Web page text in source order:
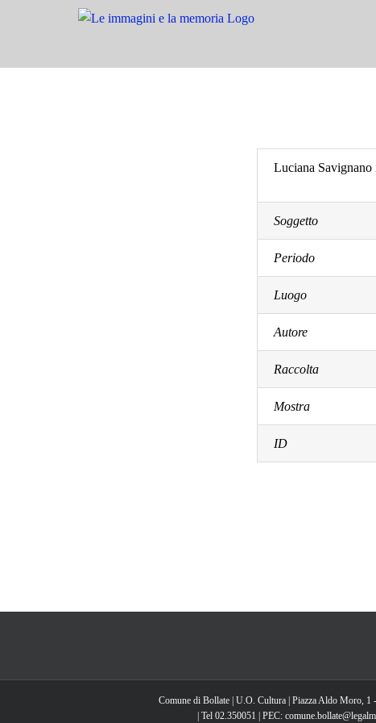
Luciana Savignano
Soggetto
Periodo
Luogo
Autore
Raccolta
Mostra
ID
Comune di Bollate | U.O. Cultura | Piazza Aldo Moro,
| Tel 02.350051 | PEC: